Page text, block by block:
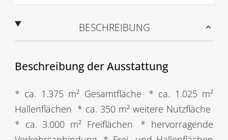
BESCHREIBUNG
Beschreibung der Ausstattung
* ca. 1.375 m² Gesamtfläche
* ca. 1.025 m²
Hallenflächen * ca. 350 m² weitere Nutzfläche
* ca. 3.000 m² Freiflächen
* hervorragende